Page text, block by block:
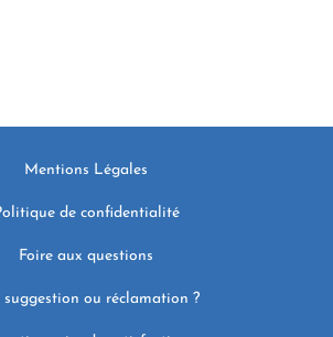
Mentions Légales
de confidentialité
Foire aux questions
suggestion ou réclamation ?